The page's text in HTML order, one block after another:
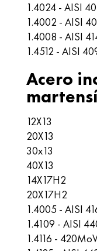
1.4024 - AISI
1.4002 - AISI
1.4008 - AISI
1.4512 - AISI
Acero
12X13
20X13
30x13
40X13
14X17H2
20X17H2
1.4005 - AISI
1.4109 - AISI
1.4116 -